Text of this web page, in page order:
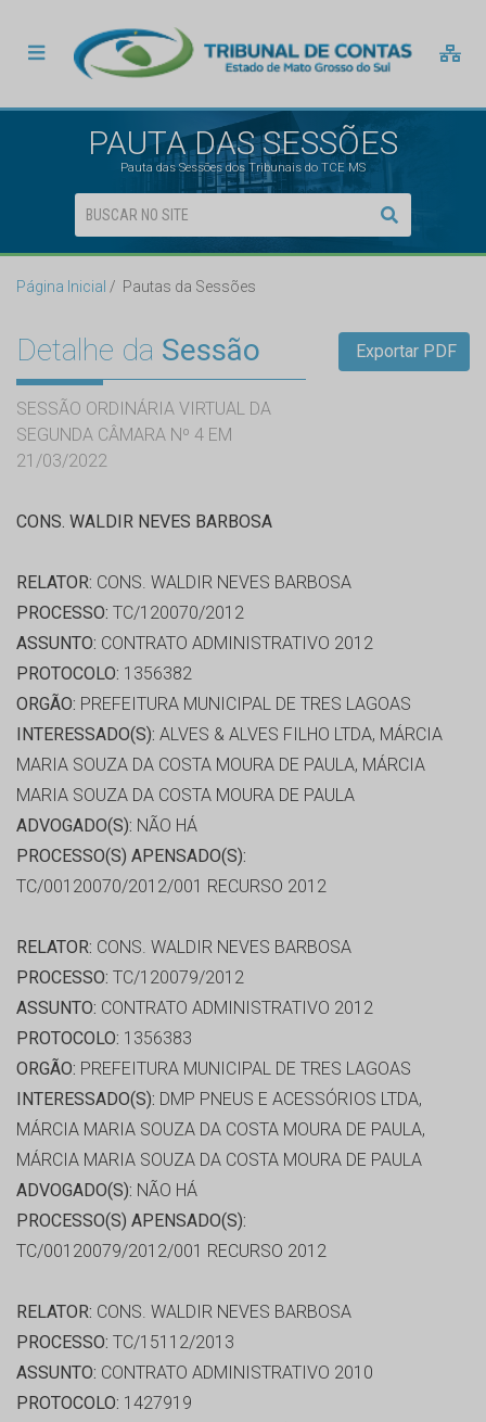
PAUTA DAS SESSÕES
Pauta das Sessões dos Tribunais do TCE MS
Página Inicial Pautas da Sessões
Detalhe da Sessão
SESSÃO ORDINÁRIA VIRTUAL DA
SEGUNDA CÂMARA Nº 4 EM
21/03/2022
Exportar PDF
CONS. WALDIR NEVES BARBOSA
RELATOR: CONS. WALDIR NEVES BARBOSA
PROCESSO: TC/120070/2012
ASSUNTO: CONTRATO ADMINISTRATIVO 2012
PROTOCOLO: 1356382
ORGÃO: PREFEITURA MUNICIPAL DE TRES LAGOAS
INTERESSADO(S): ALVES & ALVES FILHO LTDA, MÁRCIA
MARIA SOUZA DA COSTA MOURA DE PAULA, MÁRCIA
MARIA SOUZA DA COSTA MOURA DE PAULA
ADVOGADO(S): NÃO HÁ
PROCESSO(S) APENSADO(S):
TC/00120070/2012/001 RECURSO 2012
RELATOR: CONS. WALDIR NEVES BARBOSA
PROCESSO: TC/120079/2012
ASSUNTO: CONTRATO ADMINISTRATIVO 2012
PROTOCOLO: 1356383
ORGÃO: PREFEITURA MUNICIPAL DE TRES LAGOAS
INTERESSADO(S): DMP PNEUS E ACESSÓRIOS LTDA,
MÁRCIA MARIA SOUZA DA COSTA MOURA DE PAULA,
MÁRCIA MARIA SOUZA DA COSTA MOURA DE PAULA
ADVOGADO(S): NÃO HÁ
PROCESSO(S) APENSADO(S):
TC/00120079/2012/001 RECURSO 2012
RELATOR: CONS. WALDIR NEVES BARBOSA
PROCESSO: TC/15112/2013
ASSUNTO: CONTRATO ADMINISTRATIVO 2010
PROTOCOLO: 1427919